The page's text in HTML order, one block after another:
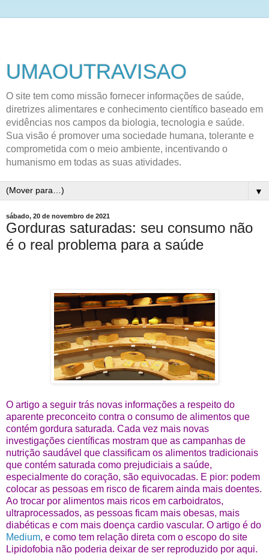
UMAOUTRAVISAO
O site tem como missão fornecer informações de saúde,
diretrizes alimentares e conhecimento científico baseado em
evidências nos campos da biologia, tecnologia e saúde.
Sua visão é promover uma sociedade humana, tolerante e
comprometida com o meio ambiente, incentivando o
humanismo em todas as suas atividades.
▼
sábado, 20 de novembro de 2021
Gorduras saturadas: seu consumo não
é o real problema para a saúde
O artigo a seguir trás novas informações a respeito do
aparente preconceito contra o consumo de alimentos que
contém gordura saturada. Cada vez mais novas
investigações científicas mostram que as campanhas de
nutrição saudável que classificam os alimentos tradicionais
que contém saturada como prejudiciais a saúde,
especialmente do coração, são equivocadas. E pior: podem
colocar as pessoas em risco de ficarem ainda mais doentes.
Ao trocar por alimentos mais ricos em carboidratos,
ultraprocessados, as pessoas ficam mais obesas, mais
diabéticas e com mais doença cardio vascular. O artigo é do
Medium, e como tem relação direta com o escopo do site
Lipidofobia não poderia deixar de ser reproduzido por aqui.